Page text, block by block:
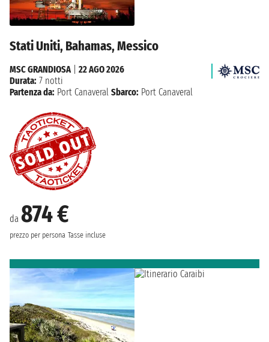
Stati Uniti, Bahamas, Messico
da 874 €
prezzo per persona Tasse incluse
MSC GRANDIOSA| 22 AGO 2026
Durata: 7 notti
Partenza da: Port Canaveral Sbarco: Port Canaveral